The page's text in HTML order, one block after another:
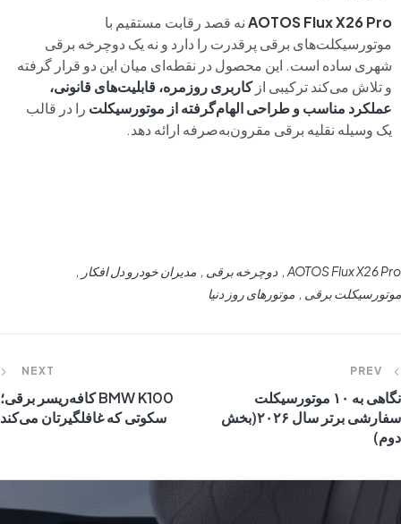
AOTOS Flux X26 Proنه قصد رقابت مستقیم با
موتورسیکلت‌های برقی پرقدرت را دارد و نه یک دوچرخه برقی
شهری ساده است. این محصول در نقطه‌ای میان این دو قرار گرفته
و تلاش می‌کند ترکیبی ازکاربری روزمره، قابلیت‌های قانونی،
عملکرد مناسب و طراحی الهام‌گرفته از موتورسیکلت را در قالب
یک وسیله نقلیه برقی مقرون‌به‌صرفه ارائه دهد.
AOTOS Flux X26 Pro دوچرخه برقی
مدیران خودرو دل افکار
موتورسیکلت برقی
موتورهای روز دنیا
PREV
نگاهی به ۱۰ موتورسیکلت
سفارشی برتر سال ۲۰۲۶(بخش
دوم)
NEXT
BMW K100 کافه‌ریسر برقی؛
سکوتی که غافلگیرتان می‌کند